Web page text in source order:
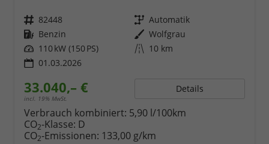
Fahrzeugnr. 82448 Getriebe Automatik
Kraftstoff Benzin Außenfarbe Wolfgrau
Leistung 110 kW (150 PS) Kilometerstand 10 km
01.03.2026
33.040,– €
incl. 19% MwSt.
Details
Verbrauch kombiniert: 5,90 l/100km
CO2-Klasse: D
CO2-Emissionen: 133,00 g/km